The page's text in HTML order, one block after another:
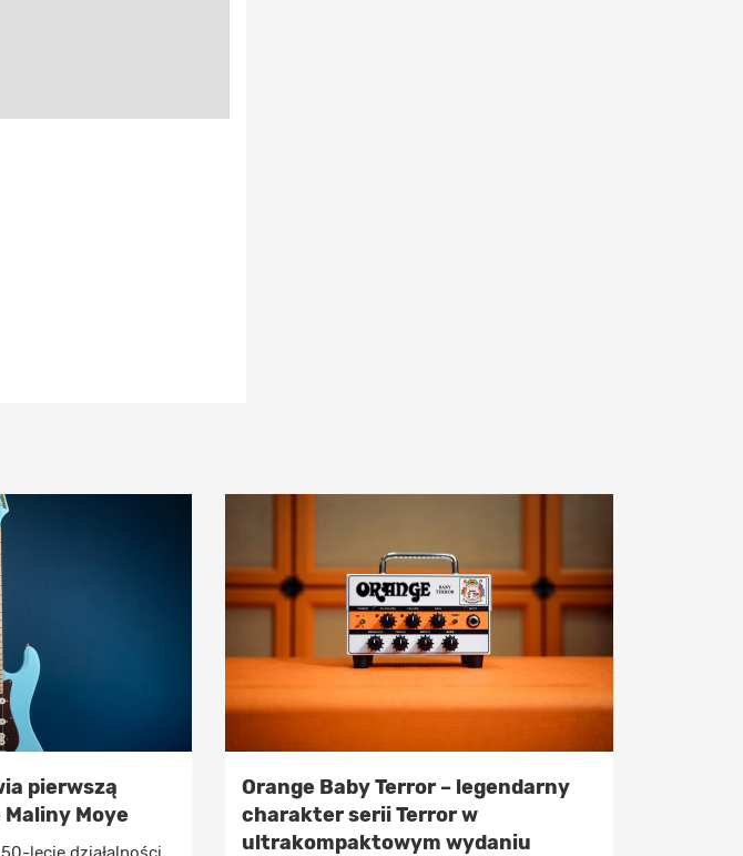
pierwszą
Moye
Orange Baby Terror – legendarny
charakter serii Terror w
ultrakompaktowym wydaniu